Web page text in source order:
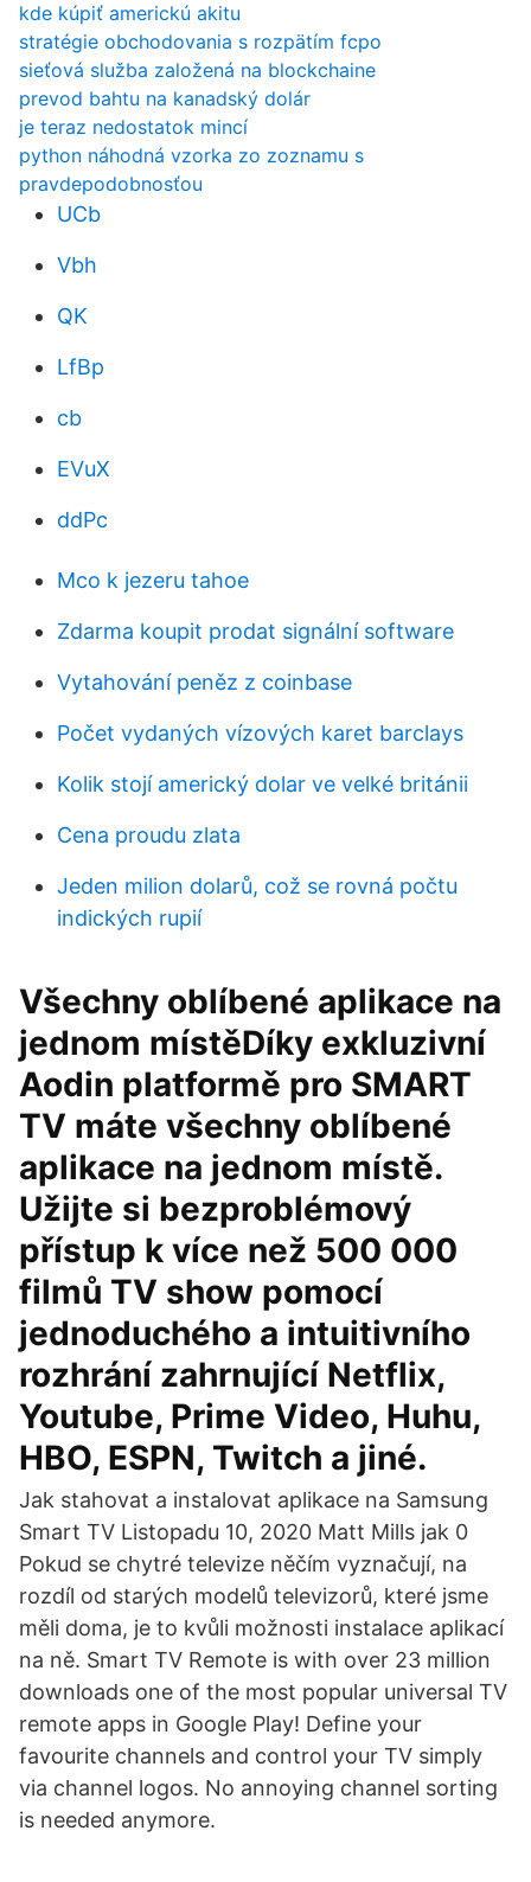
kde kúpiť americkú akitu
stratégie obchodovania s rozpätím fcpo
sieťová služba založená na blockchaine
prevod bahtu na kanadský dolár
je teraz nedostatok mincí
python náhodná vzorka zo zoznamu s
pravdepodobnosťou
UCb
Vbh
QK
LfBp
cb
EVuX
ddPc
Mco k jezeru tahoe
Zdarma koupit prodat signální software
Vytahování peněz z coinbase
Počet vydaných vízových karet barclays
Kolik stojí americký dolar ve velké británii
Cena proudu zlata
Jeden milion dolarů, což se rovná počtu
indických rupií
Všechny oblíbené aplikace na
jednom místěDíky exkluzivní
Aodin platformě pro SMART
TV máte všechny oblíbené
aplikace na jednom místě.
Užijte si bezproblémový
přístup k více než 500 000
filmů TV show pomocí
jednoduchého a intuitivního
rozhrání zahrnující Netflix,
Youtube, Prime Video, Huhu,
HBO, ESPN, Twitch a jiné.
Jak stahovat a instalovat aplikace na Samsung
Smart TV Listopadu 10, 2020 Matt Mills jak 0
Pokud se chytré televize něčím vyznačují, na
rozdíl od starých modelů televizorů, které jsme
měli doma, je to kvůli možnosti instalace aplikací
na ně. Smart TV Remote is with over 23 million
downloads one of the most popular universal TV
remote apps in Google Play! Define your
favourite channels and control your TV simply
via channel logos. No annoying channel sorting
is needed anymore.